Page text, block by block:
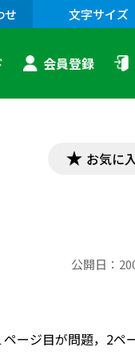
せ 文字サイズ
会員登録
お気に
公開日：
ージ目が問題，2ペ